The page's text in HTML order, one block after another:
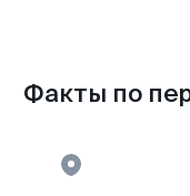
Факты по